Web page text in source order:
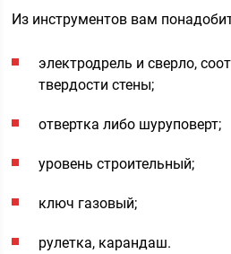
Из инструментов вам
электродрель и сверло,
твердости стены;
отвертка либо шуруповерт;
уровень строительный;
ключ газовый;
рулетка, карандаш.